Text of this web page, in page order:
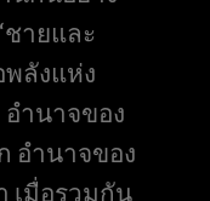
ายและ
พลังแห่ง
ำนาจของ
อำนาจของ
มื่อรวมกัน